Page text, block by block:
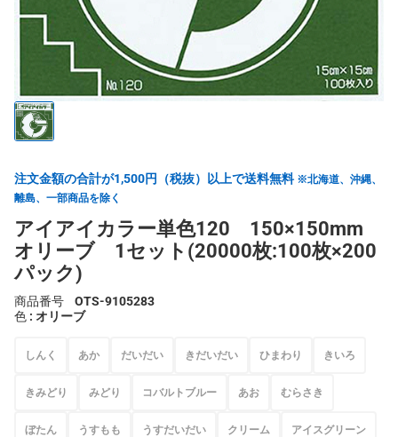
注文金額の合計が1,500円（税抜）以上で送料無料 ※北海道、沖縄、
離島、一部商品を除く
アイアイカラー単色120 150×150mm
オリーブ 1セット(20000枚:100枚×200
パック)
商品番号
OTS-9105283
色 : オリーブ
しんく あか だいだい きだいだい ひまわり きいろ
きみどり みどり コバルトブルー あお むらさき
ぼたん うすもも うすだいだい クリーム アイスグリーン